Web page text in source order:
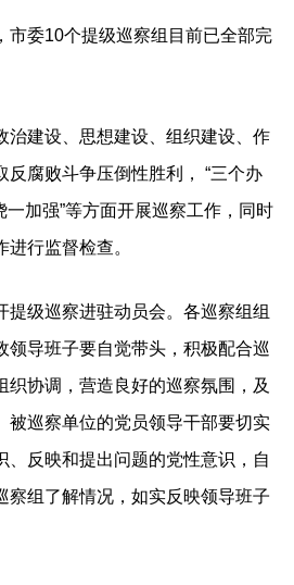
委10个提级巡察组目前已全部完
建设、思想建设、组织建设、作
反腐败斗争压倒性胜利， “三个办
一加强”等方面开展巡察工作，同时
行监督检查。
级巡察进驻动员会。各巡察组组
领导班子要自觉带头，积极配合巡
织协调，营造良好的巡察氛围，及
被巡察单位的党员领导干部要切实
、反映和提出问题的党性意识，自
察组了解情况，如实反映领导班子